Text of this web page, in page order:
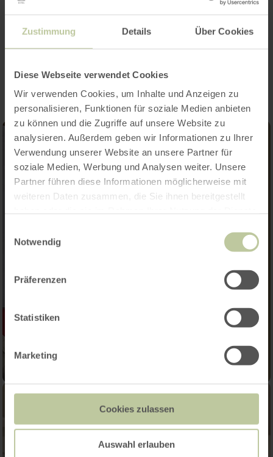
Zustimmung Details Über Cookies
Diese Webseite verwendet Cookies
Wir verwenden Cookies, um Inhalte und Anzeigen zu
personalisieren, Funktionen für soziale Medien anbieten
zu können und die Zugriffe auf unsere Website zu
analysieren. Außerdem geben wir Informationen zu Ihrer
Verwendung unserer Website an unsere Partner für
soziale Medien, Werbung und Analysen weiter. Unsere
Partner führen diese Informationen möglicherweise mit
weiteren Daten zusammen, die Sie ihnen bereitgestellt
Notwendig
Präferenzen
Statistiken
Marketing
Cookies zulassen
Auswahl erlauben
Impressies